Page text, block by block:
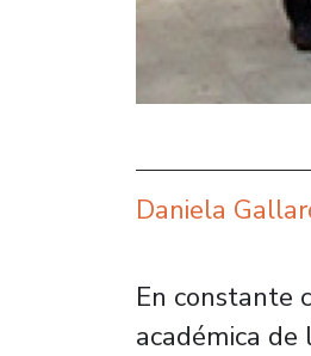
Daniela
En constante
académica